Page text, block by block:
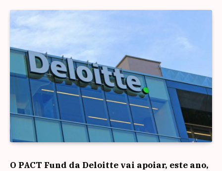
O PACT Fund da Deloitte vai apoiar, este ano,